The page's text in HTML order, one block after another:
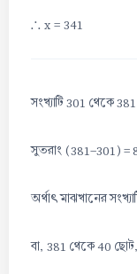
x = 341
সংখ্যাটি 301 থেকে 381
সুতরাং (381-301) =
অর্থাৎ মাঝখানের
বা, 381 থেকে 40